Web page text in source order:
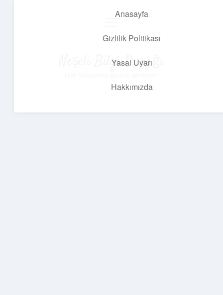
Anasayfa
Gizlilik Politikası
Yasal Uyarı
Hakkımızda
Neşeli Bilgi Durağı